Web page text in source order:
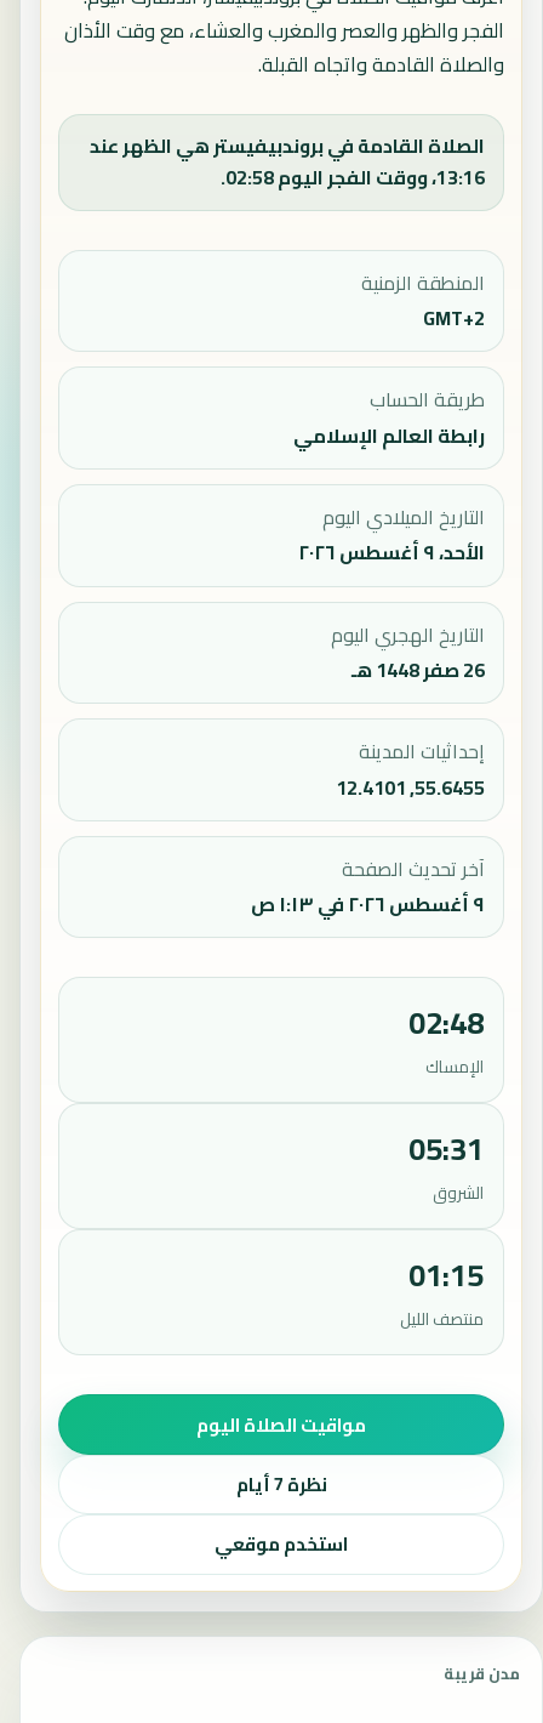
الفجر والظهر والعصر والمغرب والعشاء، مع وقت الأذان
والصلاة القادمة واتجاه القبلة.
الصلاة القادمة في بروندبيفيستر هي الظهر عند
13:16، ووقت الفجر اليوم 02:58.
المنطقة الزمنية
GMT+2
طريقة الحساب
رابطة العالم الإسلامي
التاريخ الميلادي اليوم
الأحد، ٩ أغسطس ٢٠٢٦
التاريخ الهجري اليوم
26 صفر 1448 هـ
إحداثيات المدينة
55.6455, 12.4101
آخر تحديث الصفحة
٩ أغسطس ٢٠٢٦ في ١:١٣ ص
02:48
الإمساك
05:31
الشروق
01:15
منتصف الليل
مواقيت الصلاة اليوم
نظرة 7 أيام
استخدم موقعي
مدن قريبة